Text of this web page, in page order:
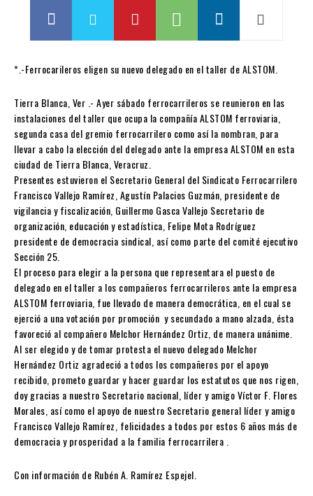
*.-Ferrocarileros eligen su nuevo delegado en el taller de ALSTOM.
Tierra Blanca, Ver .- Ayer sábado ferrocarrileros se reunieron en las
instalaciones del taller que ocupa la compañía ALSTOM ferroviaria,
segunda casa del gremio ferrocarrilero como así la nombran, para
llevar a cabo la elección del delegado ante la empresa ALSTOM en esta
ciudad de Tierra Blanca, Veracruz.
Presentes estuvieron el Secretario General del Sindicato Ferrocarrilero
Francisco Vallejo Ramírez, Agustín Palacios Guzmán, presidente de
vigilancia y fiscalización, Guillermo Gasca Vallejo Secretario de
organización, educación y estadística, Felipe Mota Rodríguez
presidente de democracia sindical, así como parte del comité ejecutivo
Sección 25.
El proceso para elegir a la persona que representara el puesto de
delegado en el taller a los compañeros ferrocarrileros ante la empresa
ALSTOM ferroviaria, fue llevado de manera democrática, en el cual se
ejerció a una votación por promoción y secundado a mano alzada, ésta
favoreció al compañero Melchor Hernández Ortiz, de manera unánime.
Al ser elegido y de tomar protesta el nuevo delegado Melchor
Hernández Ortiz agradeció a todos los compañeros por el apoyo
recibido, prometo guardar y hacer guardar los estatutos que nos rigen,
doy gracias a nuestro Secretario nacional, líder y amigo Víctor F. Flores
Morales, así como el apoyo de nuestro Secretario general líder y amigo
Francisco Vallejo Ramírez, felicidades a todos por estos 6 años más de
democracia y prosperidad a la familia ferrocarrilera .
Con información de Rubén A. Ramírez Espejel.